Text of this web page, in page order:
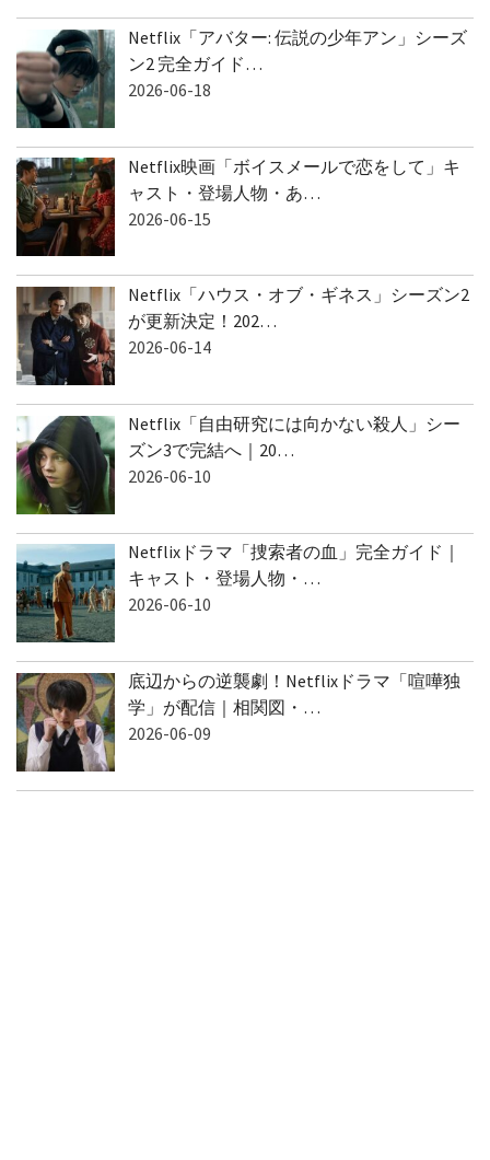
Netflix「アバター: 伝説の少年アン」シーズ
ン2 完全ガイド…
2026-06-18
Netflix映画「ボイスメールで恋をして」キ
ャスト・登場人物・あ…
2026-06-15
Netflix「ハウス・オブ・ギネス」シーズン2
が更新決定！202…
2026-06-14
Netflix「自由研究には向かない殺人」シー
ズン3で完結へ｜20…
2026-06-10
Netflixドラマ「捜索者の血」完全ガイド｜
キャスト・登場人物・…
2026-06-10
底辺からの逆襲劇！Netflixドラマ「喧嘩独
学」が配信｜相関図・…
2026-06-09